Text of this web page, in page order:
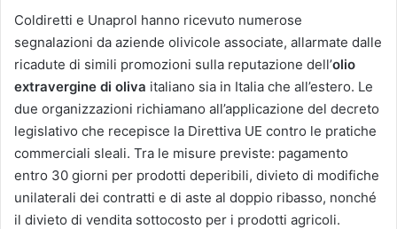
Coldiretti e Unaprol hanno ricevuto numerose
segnalazioni da aziende olivicole associate, allarmate dalle
ricadute di simili promozioni sulla reputazione dell’olio
extravergine di oliva italiano sia in Italia che all’estero. Le
due organizzazioni richiamano all’applicazione del decreto
legislativo che recepisce la Direttiva UE contro le pratiche
commerciali sleali. Tra le misure previste: pagamento
entro 30 giorni per prodotti deperibili, divieto di modifiche
unilaterali dei contratti e di aste al doppio ribasso, nonché
il divieto di vendita sottocosto per i prodotti agricoli.